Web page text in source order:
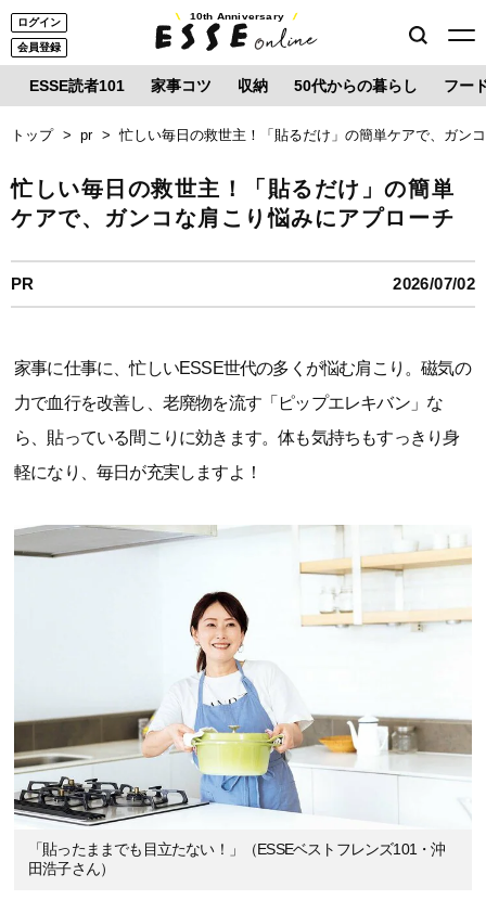
ログイン
会員登録
10th Anniversary
ESSE読者101 家事コツ 収納 50代からの暮らし フー
トップ pr 忙しい毎日の救世主！「貼るだけ」の簡単ケアで、ガン
忙しい毎日の救世主！「貼るだけ」の簡単
ケアで、ガンコな肩こり悩みにアプローチ
PR 2026/07/02
家事に仕事に、忙しいESSE世代の多くが悩む肩こり。磁気の
力で血行を改善し、老廃物を流す「ピップエレキバン」な
ら、貼っている間こりに効きます。体も気持ちもすっきり身
軽になり、毎日が充実しますよ！
「貼ったままでも目立たない！」（ESSEベストフレンズ101・沖
田浩子さん）